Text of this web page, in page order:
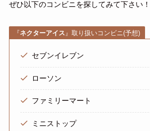
ぜひ以下のコンビニを探してみて下さい！
『ネクターアイス 』取り扱いコンビニ(予想)
セブンイレブン
ローソン
ファミリーマート
ミニストップ